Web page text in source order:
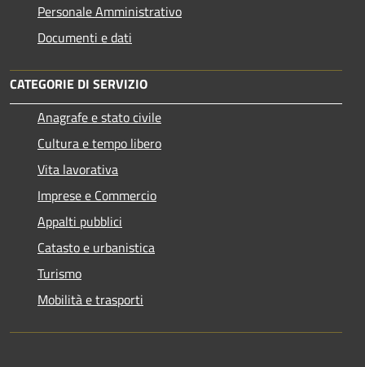
Personale Amministrativo
Documenti e dati
CATEGORIE DI SERVIZIO
Anagrafe e stato civile
Cultura e tempo libero
Vita lavorativa
Imprese e Commercio
Appalti pubblici
Catasto e urbanistica
Turismo
Mobilità e trasporti